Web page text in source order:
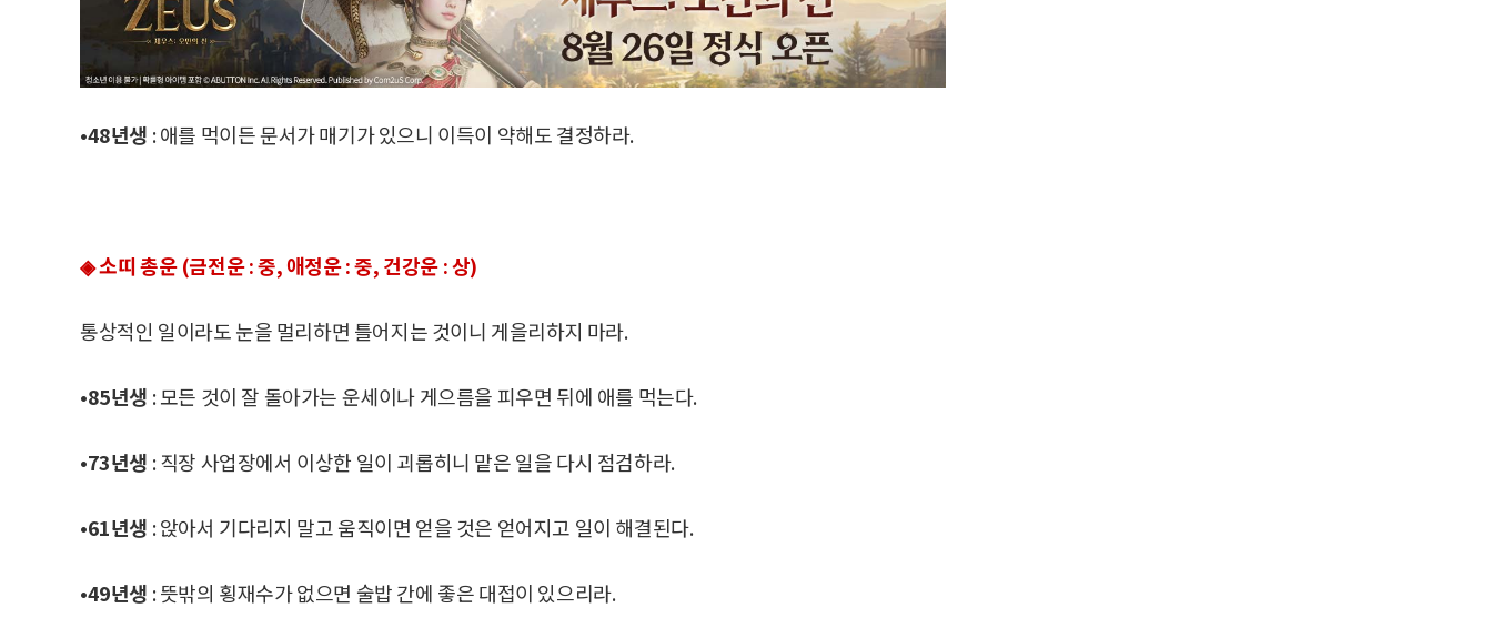
•48년생 : 애를 먹이든 문서가 매기가 있으니 이득이 약해도 결정하라.
◈ 소띠 총운 (금전운 : 중, 애정운 : 중, 건강운 : 상)
통상적인 일이라도 눈을 멀리하면 틀어지는 것이니 게을리하지 마라.
•85년생 : 모든 것이 잘 돌아가는 운세이나 게으름을 피우면 뒤에 애를 먹는다.
•73년생 : 직장 사업장에서 이상한 일이 괴롭히니 맡은 일을 다시 점검하라.
•61년생 : 앉아서 기다리지 말고 움직이면 얻을 것은 얻어지고 일이 해결된다.
•49년생 : 뜻밖의 횡재수가 없으면 술밥 간에 좋은 대접이 있으리라.